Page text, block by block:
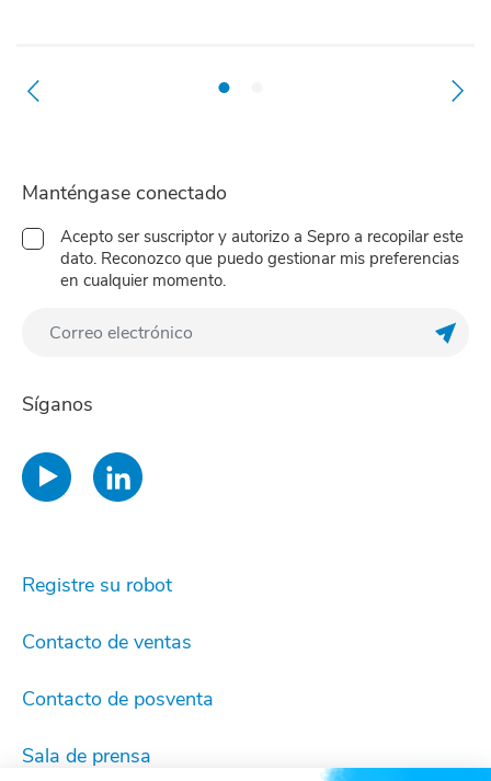
Manténgase conectado
Acepto ser suscriptor y autorizo a Sepro a recopilar este
dato. Reconozco que puedo gestionar mis preferencias
en cualquier momento.
Síganos
Registre su robot
Contacto de ventas
Contacto de posventa
Sala de prensa